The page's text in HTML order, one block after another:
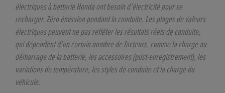
électriques à batterie Honda ont besoin d’électricité pour se
recharger. Zéro émission pendant la conduite. Les plages de valeurs
électriques peuvent ne pas refléter les résultats réels de conduite,
qui dépendent d'un certain nombre de facteurs, comme la charge au
démarrage de la batterie, les accessoires (post-enregistrement), les
variations de température, les styles de conduite et la charge du
véhicule.